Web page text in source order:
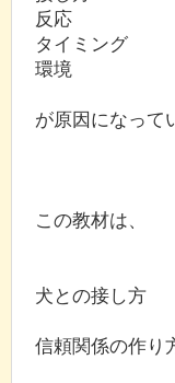
反応
タイミング
環境
が原因になって
この教材は、
犬との接し方
信頼関係の作り